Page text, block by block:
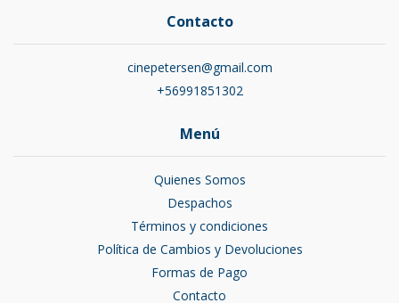
Contacto
cinepetersen@gmail.com
+56991851302
Menú
Quienes Somos
Despachos
Términos y condiciones
Política de Cambios y Devoluciones
Formas de Pago
Contacto